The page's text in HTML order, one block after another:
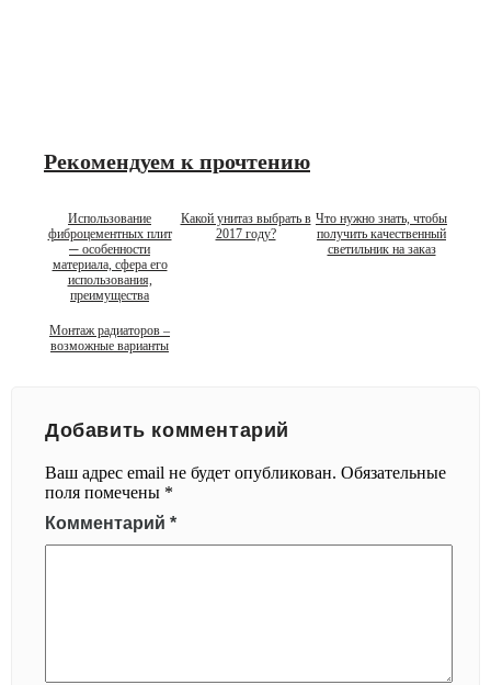
Рекомендуем к прочтению
Использование
фиброцементных плит
─ особенности
материала, сфера его
использования,
преимущества
Какой унитаз выбрать в
2017 году?
Что нужно знать, чтобы
получить качественный
светильник на заказ
Монтаж радиаторов –
возможные варианты
Добавить комментарий
Ваш адрес email не будет опубликован. Обязательные
поля помечены *
Комментарий *